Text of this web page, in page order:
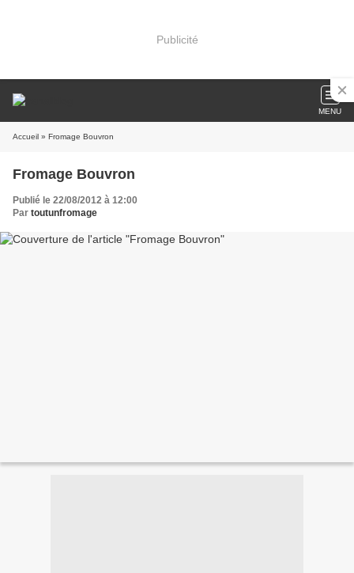
Publicité
MENU
Accueil » Fromage Bouvron
Fromage Bouvron
Publié le 22/08/2012 à 12:00
Par toutunfromage